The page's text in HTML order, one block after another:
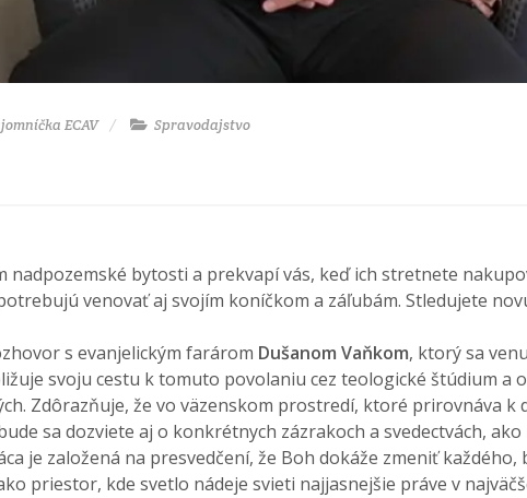
ECAV Spravodajstvo
nadpozemské bytosti a prekvapí vás, keď ich stretnete
venovať aj svojím koníčkom a záľubám. Stledujete
s evanjelickým farárom Dušanom Vaňkom, ktorý sa
svoju cestu k tomuto povolaniu cez teologické štúdium a
Zdôrazňuje, že vo väzenskom prostredí, ktoré prirovnáva k
sa dozviete aj o konkrétnych zázrakoch a svedectvách,
je založená na presvedčení, že Boh dokáže zmeniť
priestor, kde svetlo nádeje svieti najjasnejšie práve v